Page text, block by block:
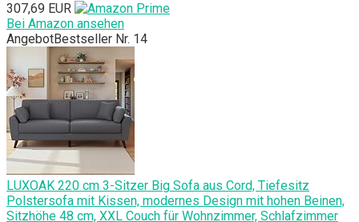
307,69 EUR
Bei Amazon ansehen
AngebotBestseller Nr. 14
LUXOAK 220 cm 3-Sitzer Big Sofa aus Cord, Tiefesitz
Polstersofa mit Kissen, modernes Design mit hohen Beinen,
Sitzhöhe 48 cm, XXL Couch für Wohnzimmer, Schlafzimmer